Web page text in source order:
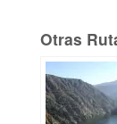
Otras